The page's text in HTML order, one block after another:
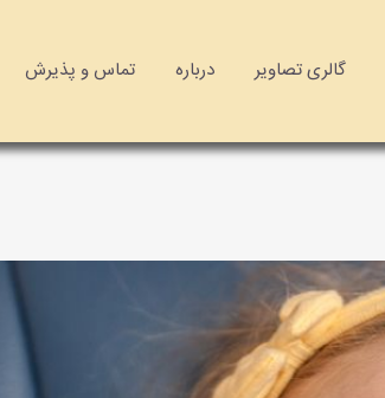
گالری تصاویر درباره تماس و پذیرش